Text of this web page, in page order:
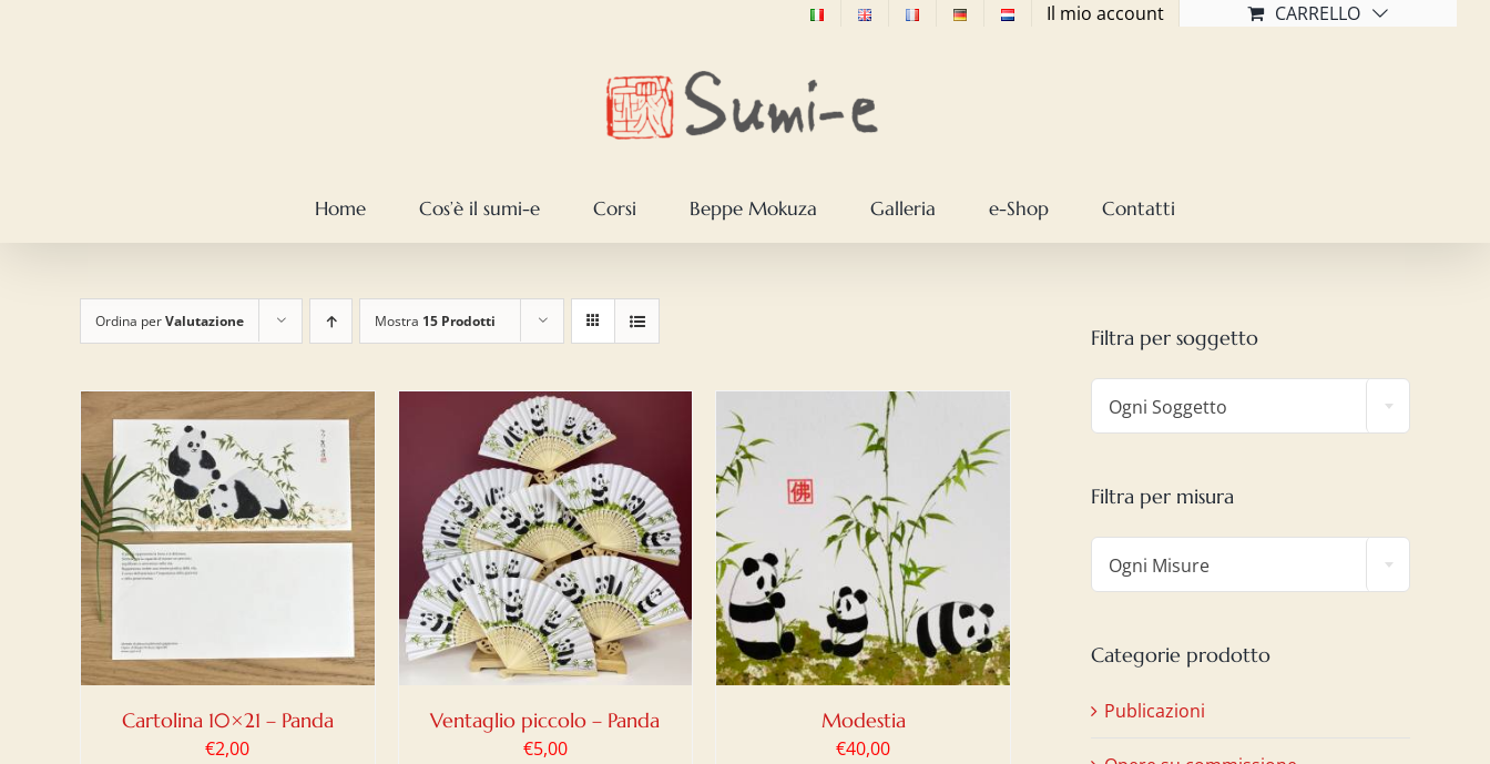
Il mio account CARRELLO
Home Cos’è il sumi-e Corsi Beppe Mokuza Galleria e-Shop Contatti
Ordina perValutazione Mostra 15 Prodotti
Cartolina 10×21 – Panda
€2,00
AGGIUNGI AL CARRELLO /
Ventaglio piccolo – Panda
€5,00
AGGIUNGI AL CARRELLO /
DETTAGLI
Modestia
€40,00
Filtra per soggetto
Ogni Soggetto
Filtra per misura
Ogni Misure
Categorie prodotto
Publicazioni